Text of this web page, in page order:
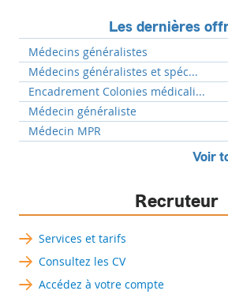
Les dernières
Médecins généralistes
Médecins généralistes et spéc...
Encadrement Colonies médicali...
Médecin généraliste
Médecin MPR
Voir
Recruteur
Services et tarifs
Consultez les CV
Accédez à votre compte